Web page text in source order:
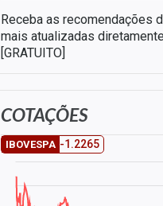
Receba as recomendações
mais atualizadas
[GRATUITO]
COTAÇÕES
IBOVESPA -1.2265